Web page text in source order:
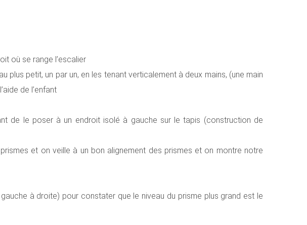
où se range l’escalier
plus petit, un par un, en les tenant verticalement à deux mains, (une main
de l’enfant
de le poser à un endroit isolé à gauche sur le tapis (construction de
et on veille à un bon alignement des prismes et on montre notre
à droite) pour constater que le niveau du prisme plus grand est le